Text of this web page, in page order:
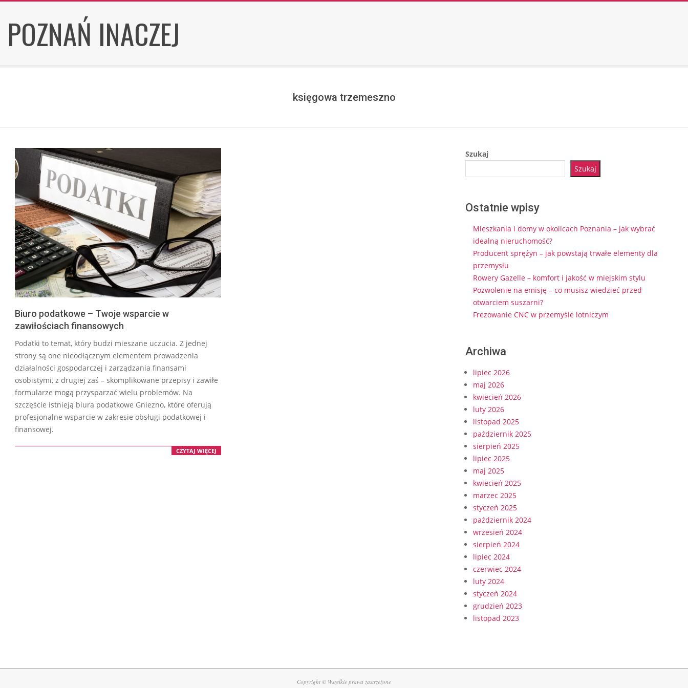
content
POZNAŃ INACZEJ
księgowa trzemeszno
Biuro podatkowe – Twoje wsparcie w
zawiłościach finansowych
Podatki to temat, który budzi mieszane uczucia. Z jednej
strony są one nieodłącznym elementem prowadzenia
działalności gospodarczej i zarządzania finansami
osobistymi, z drugiej zaś – skomplikowane przepisy i zawiłe
formularze mogą przysparzać wielu problemów. Na
szczęście istnieją biura podatkowe Gniezno, które oferują
profesjonalne wsparcie w zakresie obsługi podatkowej i
finansowej.
CZYTAJ WIĘCEJ
Szukaj
Szukaj
Ostatnie wpisy
Mieszkania i domy w okolicach Poznania – jak wybrać
idealną nieruchomość?
Producent sprężyn – jak powstają trwałe elementy dla
przemysłu
Rowery Gazelle – komfort i jakość w miejskim stylu
Pozwolenie na emisję – co musisz wiedzieć przed
otwarciem suszarni?
Frezowanie CNC w przemyśle lotniczym
Archiwa
lipiec 2026
maj 2026
kwiecień 2026
luty 2026
listopad 2025
październik 2025
sierpień 2025
lipiec 2025
maj 2025
kwiecień 2025
marzec 2025
styczeń 2025
październik 2024
wrzesień 2024
sierpień 2024
lipiec 2024
czerwiec 2024
luty 2024
styczeń 2024
grudzień 2023
listopad 2023
Copyright © Wszelkie prawa zastrzeżone